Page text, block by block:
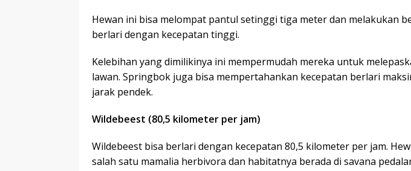
Hewan ini bisa melompat pantul setinggi tiga meter dan melakukan
berlari dengan kecepatan tinggi.
Kelebihan yang dimilikinya ini mempermudah mereka untuk
lawan. Springbok juga bisa mempertahankan kecepatan berlari
jarak pendek.
Wildebeest (80,5 kilometer per jam)
Wildebeest bisa berlari dengan kecepatan 80,5 kilometer per jam.
salah satu mamalia herbivora dan habitatnya berada di savana